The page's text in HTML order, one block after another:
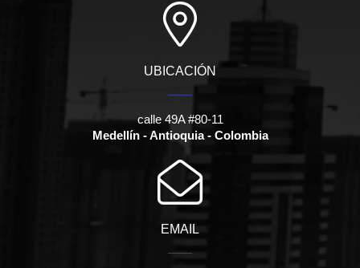
UBICACIÓN
calle 49A #80-11
Medellín - Antioquia - Colombia
EMAIL